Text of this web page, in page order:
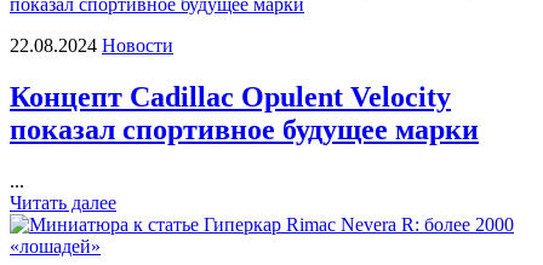
22.08.2024 Новости
Концепт Cadillac Opulent Velocity
показал спортивное будущее марки
...
Читать далее